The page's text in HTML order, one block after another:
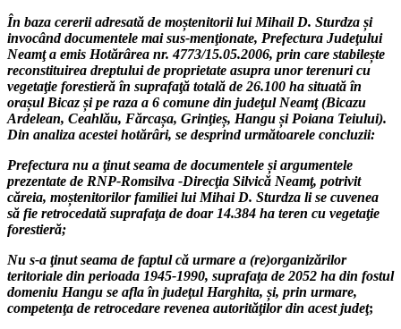
În baza cererii adresată de moștenitorii lui Mihail D. Sturdza și
invocând documentele mai sus-menţionate, Prefectura Judeţului
Neamţa emis Hotărârea nr. 4773/15.05.2006, prin care stabilește
reconstituirea dreptului de proprietate asupra unor terenuri cu
vegetaţie forestieră în suprafaţă totală de 26.100 ha situată în
orașul Bicaz și pe raza a 6 comune din judeţul Neamţ(Bicazu
Ardelean, Ceahlău, Fărcașa, Grinţieș, Hangu și Poiana Teiului).
Din analiza acestei hotărâri, se desprind următoarele concluzii:
Prefectura nu a ţinut seama de documentele și argumentele
prezentate de RNP-Romsilva -Direcţia Silvică Neamţ, potrivit
căreia, moștenitorilor familiei lui Mihai D. Sturdza li se cuvenea
să fie retrocedată suprafaţa de doar 14.384 ha teren cu vegetaţie
forestieră;
Nu s-a ţinut seama de faptul că urmare a (re)organizărilor
teritoriale din perioada 1945-1990, suprafaţa de 2052 ha din fostul
domeniu Hangu se afla în judeţul Harghita, și, prin urmare,
competenţa de retrocedare revenea autorităţilor din acest judeţ;